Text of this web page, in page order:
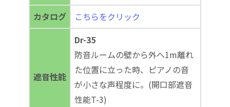
カタログ
こちらをクリック
遮音性能
Dr-35
防音ルームの壁から外へ1m離れ
た位置に立った時、ピアノの音
が小さな声程度に。(開口部遮音
性能T-3)